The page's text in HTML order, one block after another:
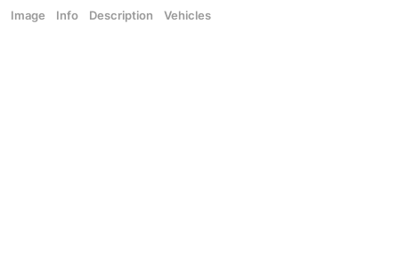
Image Info Description Vehicles